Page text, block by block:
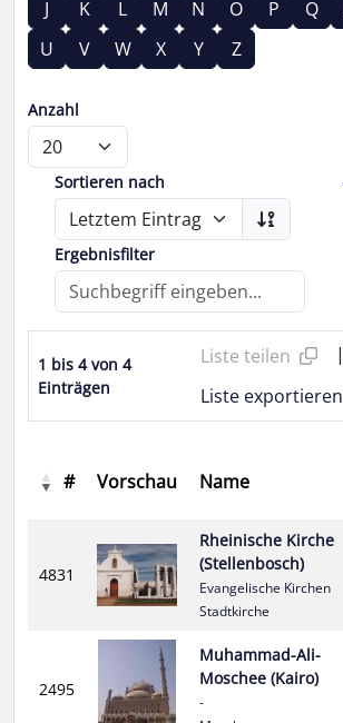
J
K L M N O P Q
U
V W X Y Z
Anzahl
Sortieren nach
Ergebnisfilter
1 bis 4 von 4
Einträgen
Liste teilen
|
Liste exportieren
# Vorschau Name
4831
Rheinische Kirche
(Stellenbosch)
Evangelische Kirchen
Stadtkirche
2495
Muhammad-Ali-
Moschee (Kairo)
-